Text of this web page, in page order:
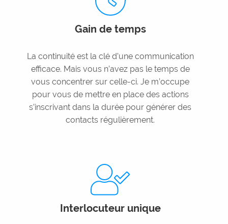
Gain de temps
La continuité est la clé d’une communication
efficace. Mais vous n’avez pas le temps de
vous concentrer sur celle-ci. Je m’occupe
pour vous de mettre en place des actions
s’inscrivant dans la durée pour générer des
contacts régulièrement.
Interlocuteur unique